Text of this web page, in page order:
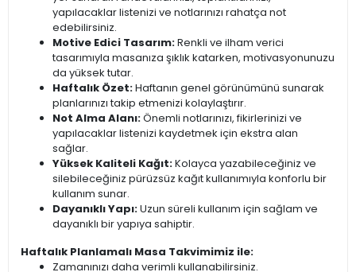
yapılacaklar listenizi ve notlarınızı rahatça not
edebilirsiniz.
Motive Edici Tasarım:Renkli ve ilham verici
tasarımıyla masanıza şıklık katarken, motivasyonunuzu
da yüksek tutar.
Haftalık Özet:Haftanın genel görünümünü sunarak
planlarınızı takip etmenizi kolaylaştırır.
Not Alma Alanı:Önemli notlarınızı, fikirlerinizi ve
yapılacaklar listenizi kaydetmek için ekstra alan
sağlar.
Yüksek Kaliteli Kağıt:Kolayca yazabileceğiniz ve
silebileceğiniz pürüzsüz kağıt kullanımıyla konforlu bir
kullanım sunar.
Dayanıklı Yapı:Uzun süreli kullanım için sağlam ve
dayanıklı bir yapıya sahiptir.
Haftalık Planlamalı Masa Takvimimiz ile:
Zamanınızı daha verimli kullanabilirsiniz.